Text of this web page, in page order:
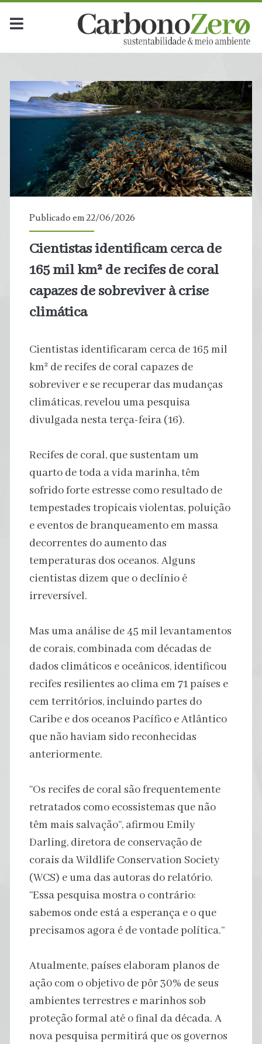
Publicado em 22/06/2026
Cientistas identificam cerca de
165 mil km² de recifes de coral
capazes de sobreviver à crise
climática
Cientistas identificaram cerca de 165 mil
km² de recifes de coral capazes de
sobreviver e se recuperar das mudanças
climáticas, revelou uma pesquisa
divulgada nesta terça-feira (16).
Recifes de coral, que sustentam um
quarto de toda a vida marinha, têm
sofrido forte estresse como resultado de
tempestades tropicais violentas, poluição
e eventos de branqueamento em massa
decorrentes do aumento das
temperaturas dos oceanos. Alguns
cientistas dizem que o declínio é
irreversível.
Mas uma análise de 45 mil levantamentos
de corais, combinada com décadas de
dados climáticos e oceânicos, identificou
recifes resilientes ao clima em 71 países e
cem territórios, incluindo partes do
Caribe e dos oceanos Pacífico e Atlântico
que não haviam sido reconhecidas
anteriormente.
“Os recifes de coral são frequentemente
retratados como ecossistemas que não
têm mais salvação”, afirmou Emily
Darling, diretora de conservação de
corais da Wildlife Conservation Society
(WCS) e uma das autoras do relatório.
“Essa pesquisa mostra o contrário:
sabemos onde está a esperança e o que
precisamos agora é de vontade política.”
Atualmente, países elaboram planos de
ação com o objetivo de pôr 30% de seus
ambientes terrestres e marinhos sob
proteção formal até o final da década. A
nova pesquisa permitirá que os governos